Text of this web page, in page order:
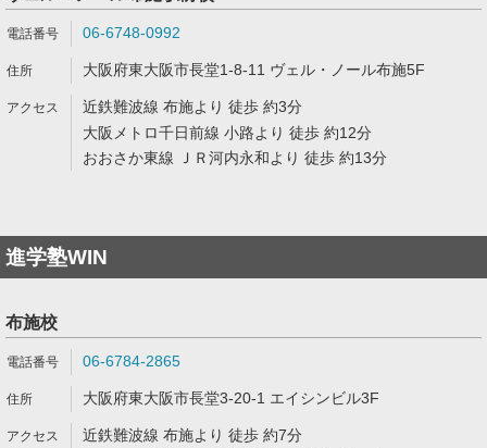
06-6748-0992
大阪府東大阪市長堂1-8-11 ヴェル・ノール布施5F
近鉄難波線 布施より 徒歩 約3分
大阪メトロ千日前線 小路より 徒歩 約12分
おおさか東線 ＪＲ河内永和より 徒歩 約13分
進学塾WIN
布施校
06-6784-2865
大阪府東大阪市長堂3-20-1 エイシンビル3F
近鉄難波線 布施より 徒歩 約7分